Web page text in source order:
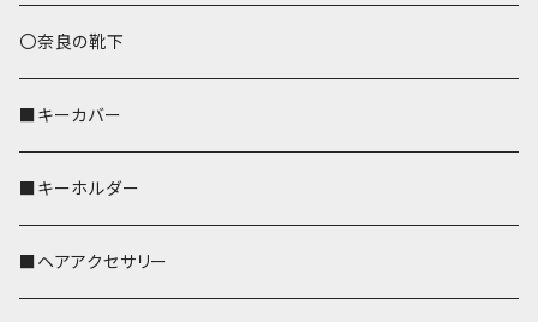
トートバッグ（L）
バッグインバッグ
ハシビロコウ
オカメインコ
歌うオカメちゃん
おかめ３兄弟
セキセイインコ
文鳥
〇奈良の靴下
■キーカバー
■キーホルダー
■ヘアアクセサリー